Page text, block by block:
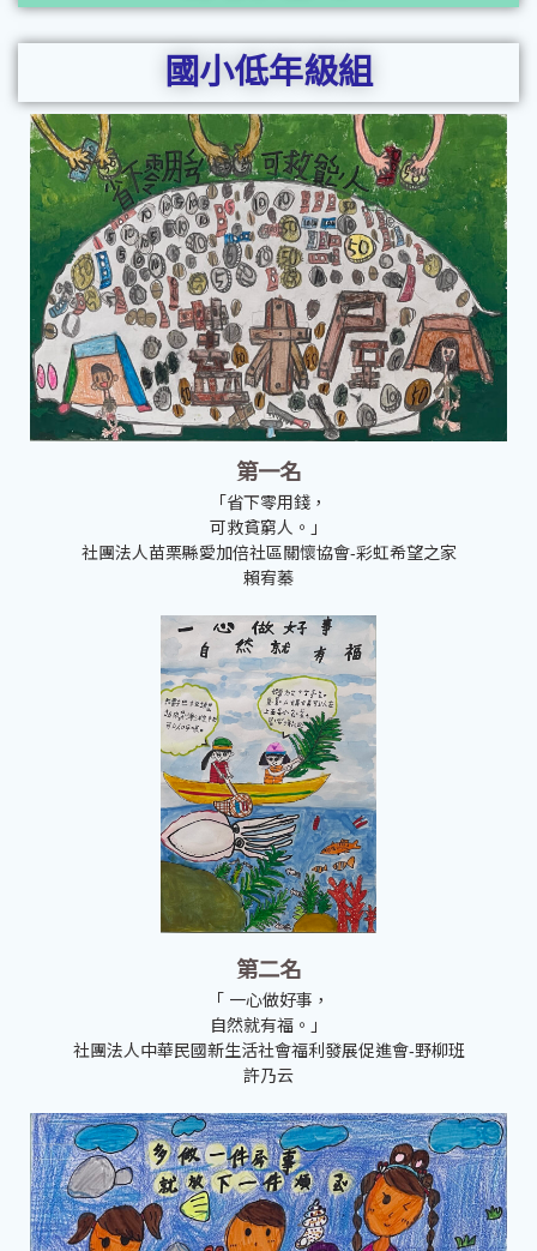
國小低年級組
第一名
「省下零用錢，
可救貧窮人。」
社團法人苗栗縣愛加倍社區關懷協會-彩虹希望之家
賴宥蓁
第二名
「 一心做好事，
自然就有福。」
社團法人中華民國新生活社會福利發展促進會-野柳班
許乃云